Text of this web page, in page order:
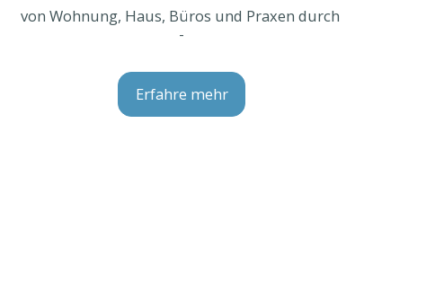
von Wohnung, Haus, Büros und Praxen durch
-
Erfahre mehr